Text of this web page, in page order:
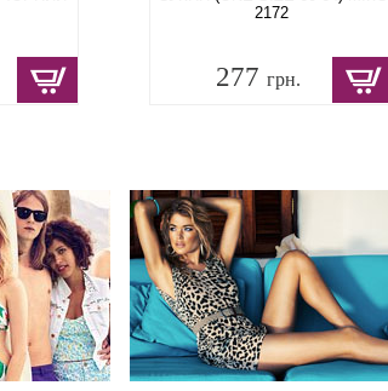
2172
277 грн.